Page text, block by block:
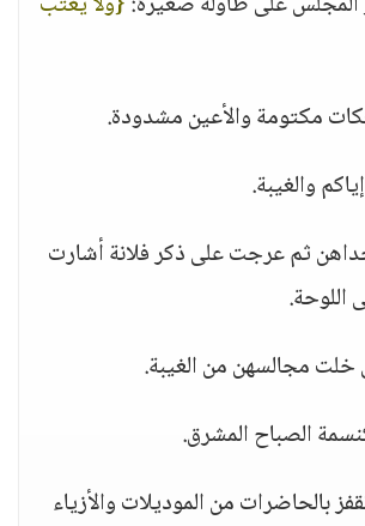
مكتومة والأعين مشدودة.
والغيبة.
ثم عرجت على ذكر فلانة أشارت
اللوحة.
مجالسهن من الغيبة.
الصباح المشرق.
بالحاضرات من الموديلات والأزياء